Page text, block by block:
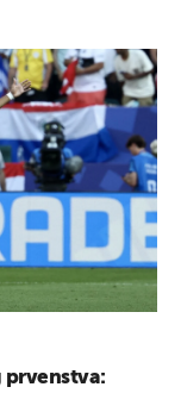
prvenstva: